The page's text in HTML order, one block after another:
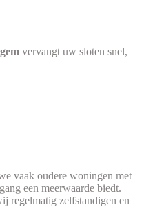
vervangt uw sloten snel,
vaak oudere woningen met
een meerwaarde biedt.
regelmatig zelfstandigen en